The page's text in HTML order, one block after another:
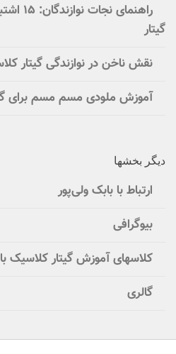
گیتار
نقش ناخن در نوازندگی گیتار
آموزش ملودی مسم مسم برای
دیگر بخشها
ارتباط با بابک ولی‌پور
بیوگرافی
کلاسهای آموزش گیتار کلاسیک
گالری